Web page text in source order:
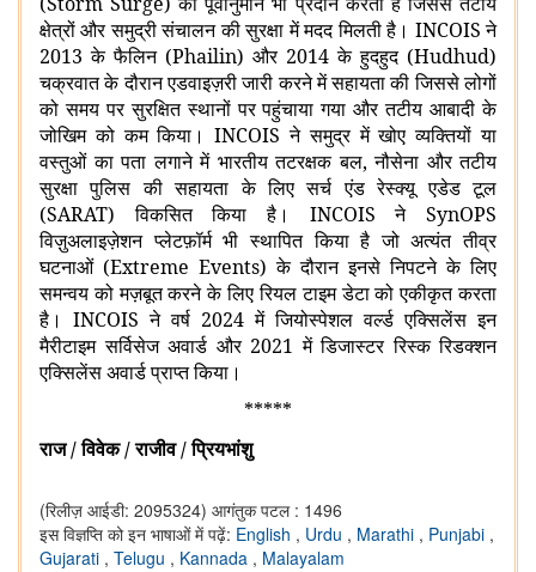
क्षेत्रों और समुद्री संचालन की सुरक्षा में मदद मिलती है। INCOIS ने
2013 के फैलिन (Phailin) और 2014 के हुदहुद (Hudhud)
चक्रवात के दौरान एडवाइज़री जारी करने में सहायता की जिससे लोगों
को समय पर सुरक्षित स्थानों पर पहुंचाया गया और तटीय आबादी के
जोखिम को कम किया। INCOIS ने समुद्र में खोए व्यक्तियों या
वस्तुओं का पता लगाने में भारतीय तटरक्षक बल, नौसेना और तटीय
सुरक्षा पुलिस की सहायता के लिए सर्च एंड रेस्क्यू एडेड टूल
(SARAT) विकसित किया है। INCOIS ने SynOPS
विज़ुअलाइज़ेशन प्लेटफ़ॉर्म भी स्थापित किया है जो अत्यंत तीव्र
घटनाओं (Extreme Events) के दौरान इनसे निपटने के लिए
समन्वय को मज़बूत करने के लिए रियल टाइम डेटा को एकीकृत करता
है। INCOIS ने वर्ष 2024 में जियोस्पेशल वर्ल्ड एक्सिलेंस इन
मैरीटाइम सर्विसेज अवार्ड और 2021 में डिजास्टर रिस्क रिडक्शन
एक्सिलेंस अवार्ड प्राप्त किया।
*****
राज/विवेक/राजीव/प्रियभांशु
(रिलीज़ आईडी: 2095324) आगंतुक पटल : 1496
इस विज्ञप्ति को इन भाषाओं में पढ़ें: English , Urdu , Marathi , Punjabi ,
Gujarati , Telugu , Kannada , Malayalam